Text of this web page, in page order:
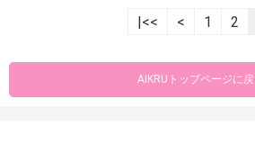
|<< < 1 2
AIKRUトップページに